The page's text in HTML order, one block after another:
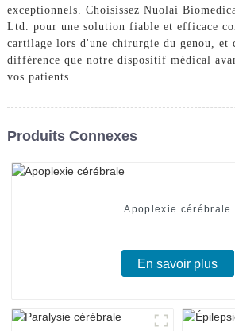
exceptionnels. Choisissez Nuolai
Ltd. pour une solution fiable et efficace
cartilage lors d'une chirurgie du genou, et
différence que notre dispositif médical
vos patients.
Produits Connexes
Apoplexie cérébrale
En savoir plus